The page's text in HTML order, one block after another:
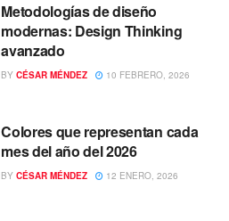
Metodologías de diseño
modernas: Design Thinking
avanzado
BY CÉSAR MÉNDEZ 10 FEBRERO, 2026
Colores que representan cada
mes del año del 2026
BY CÉSAR MÉNDEZ 12 ENERO, 2026